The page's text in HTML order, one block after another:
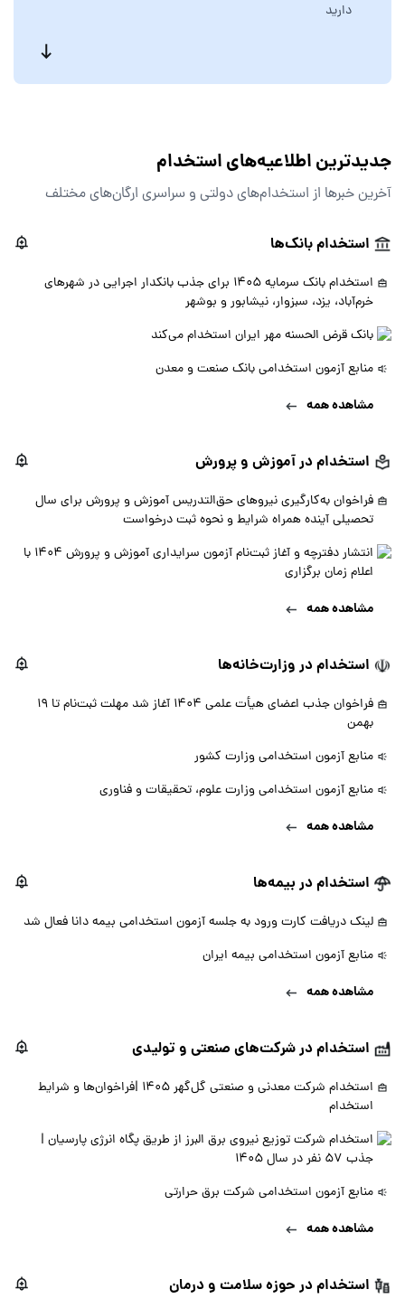
دارید
جدیدترین اطلاعیه‌های استخدام‌
آخرین خبرها از استخدام‌های دولتی و سراسری ارگان‌های مختلف
استخدام بانک‌ها
استخدام بانک سرمایه 1405 برای جذب بانکدار اجرایی در شهرهای
خرم‌آباد، یزد، سبزوار، نیشابور و بوشهر
بانک قرض الحسنه مهر ایران استخدام می‌کند
منابع آزمون استخدامی بانک صنعت و معدن
مشاهده همه
استخدام در آموزش و پرورش
فراخوان به‌کارگیری نیروهای حق‌التدریس آموزش و پرورش برای سال
تحصیلی آینده همراه شرایط و نحوه ثبت درخواست
انتشار دفترچه و آغاز ثبت‌نام آزمون سرایداری آموزش و پرورش 1404 با
اعلام زمان برگزاری
مشاهده همه
استخدام در وزارت‌خانه‌ها
فراخوان جذب اعضای هیأت علمی 1404 آغاز شد مهلت ثبت‌نام تا 19
بهمن
منابع آزمون استخدامی وزارت کشور
منابع آزمون استخدامی وزارت علوم، تحقیقات و فناوری
مشاهده همه
استخدام در بیمه‌ها
لینک دریافت کارت ورود به جلسه آزمون استخدامی بیمه دانا فعال شد
منابع آزمون استخدامی بیمه ایران
مشاهده همه
استخدام در شرکت‌های صنعتی و تولیدی
استخدام شرکت معدنی و صنعتی گل‌گهر 1405 |فراخوان‌ها و شرایط
استخدام
استخدام شرکت توزیع نیروی برق البرز از طریق پگاه انرژی پارسیان |
جذب 57 نفر در سال 1405
منابع آزمون استخدامی شرکت برق حرارتی
مشاهده همه
استخدام در حوزه سلامت و درمان